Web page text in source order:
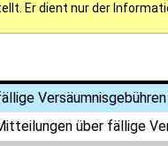
Er dient nur der
über fällige